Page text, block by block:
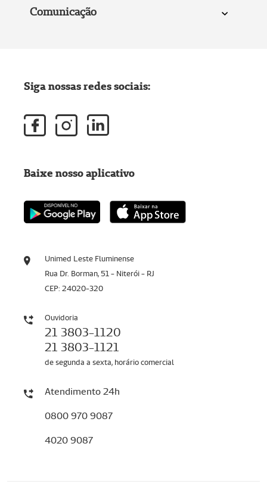
Comunicação
Unimed Leste Fluminense
Rua Dr. Borman, 51 - Niterói - RJ
CEP: 24020-320
Ouvidoria
21 3803-1120
21 3803-1121
de segunda a sexta, horário comercial
Atendimento 24h
0800 970 9087
4020 9087
Siga nossas redes sociais:
Baixe nosso aplicativo